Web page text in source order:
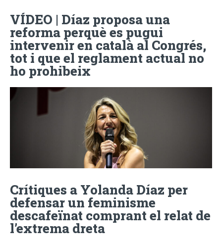
VÍDEO | Díaz proposa una
reforma perquè es pugui
intervenir en català al Congrés,
tot i que el reglament actual no
ho prohibeix
Crítiques a Yolanda Díaz per
defensar un feminisme
descafeïnat comprant el relat de
l’extrema dreta